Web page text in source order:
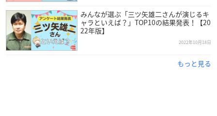
みんなが選ぶ「三ツ矢雄二さんが演じるキ
ャラといえば？」TOP10の結果発表！【20
22年版】
2022年10月18日
もっと見る